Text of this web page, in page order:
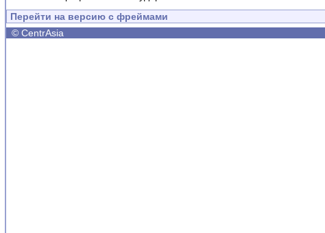
Перейти на версию с фреймами
© CentrAsia